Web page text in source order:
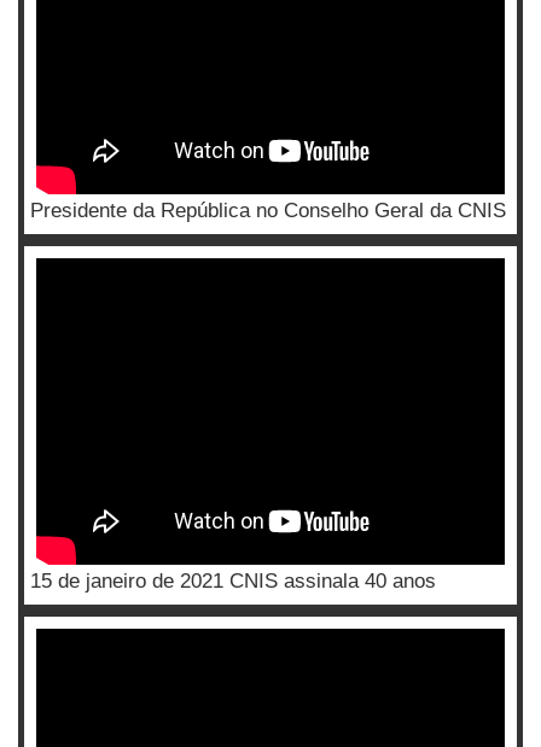
Presidente da República no Conselho Geral da CNIS
15 de janeiro de 2021 CNIS assinala 40 anos